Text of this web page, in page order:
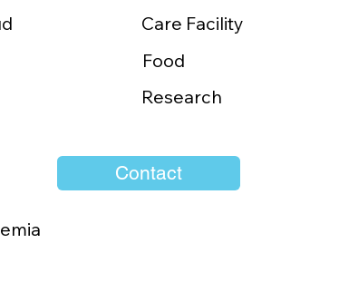
Care Facility
Food
Research
Contact